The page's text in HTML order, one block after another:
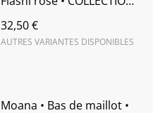
32,50 €
AUTRES VARIANTES DISPONIBLES
Moana • Bas de maillot •